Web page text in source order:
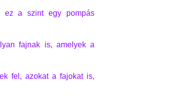
ez a szint egy pompás
fajnak is, amelyek a
fel, azokat a fajokat is,